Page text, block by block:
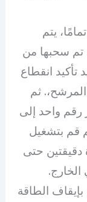
يتم
تم سحبها من
تأكيد انقطاع
المرشح،. ثم
رقم واحد إلى
قم بتشغيل
دقيقتين حتى
بإيقاف الطاقة